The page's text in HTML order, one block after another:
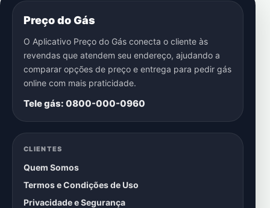
Preço do Gás
O Aplicativo Preço do Gás conecta o cliente às
revendas que atendem seu endereço, ajudando a
comparar opções de preço e entrega para pedir gás
online com mais praticidade.
Tele gás: 0800-000-0960
CLIENTES
Quem Somos
Termos e Condições de Uso
Privacidade e Segurança